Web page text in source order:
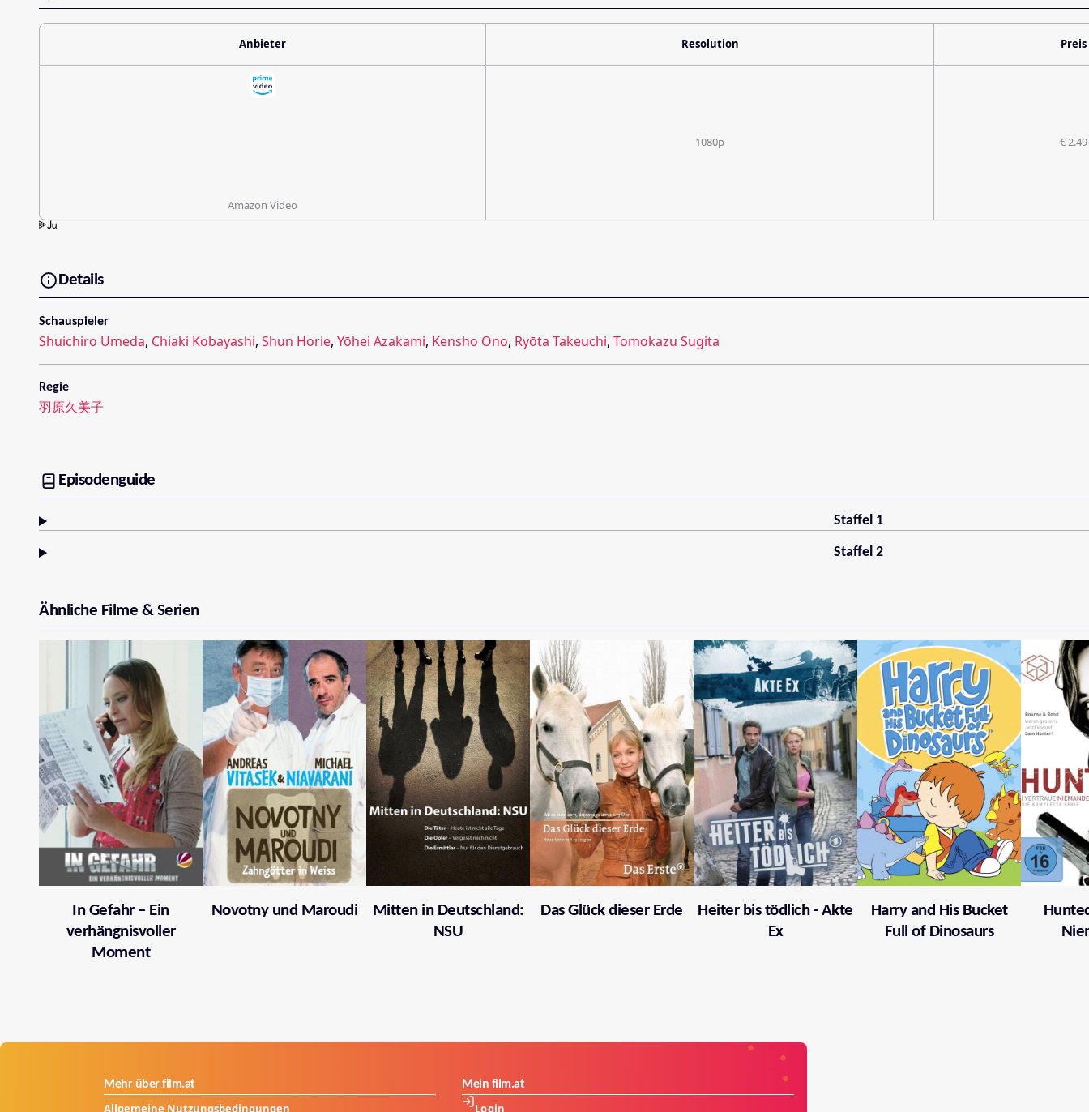
Anbieter Resolution Preis
Amazon Video
1080p € 2.49
Details
Schauspieler
Shuichiro Umeda, Chiaki Kobayashi, Shun Horie, Yōhei Azakami, Kensho Ono, Ryōta Takeuchi, Tomokazu Sugita
Regie
羽原久美子
Episodenguide
Staffel 1
Staffel 2
Ähnliche Filme & Serien
In Gefahr – Ein
verhängnisvoller
Moment
Novotny und Maroudi
Mitten in Deutschland:
NSU
Das Glück dieser Erde
Heiter bis tödlich - Akte
Ex
Harry and His Bucket
Full of Dinosaurs
Mehr über film.at
Allgemeine Nutzungsbedingungen
Mein film.at
Login